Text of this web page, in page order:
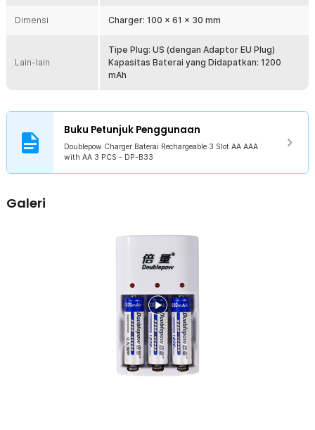
baterai dan dapat mengisi daya kembali.
Kelengkapan Produk
Rincian yang Anda dapatkan untuk pembelian produk ini:
3 x Baterai AA 1200 mAh
1 x Adaptor EU Plug
Dimensi Charger: 100 x 61 x 30 mm
Lain-lain
Tipe Plug: US (dengan Adaptor EU Plug)
Kapasitas Baterai yang Didapatkan: 1200
mAh
Buku Petunjuk Penggunaan
Doublepow Charger Baterai Rechargeable 3 Slot AA AAA
with AA 3 PCS - DP-B33
Galeri